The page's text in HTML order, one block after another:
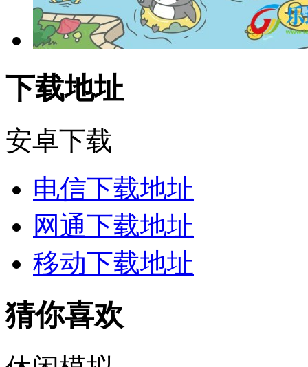
下载地址
安卓下载
电信下载地址
网通下载地址
移动下载地址
猜你喜欢